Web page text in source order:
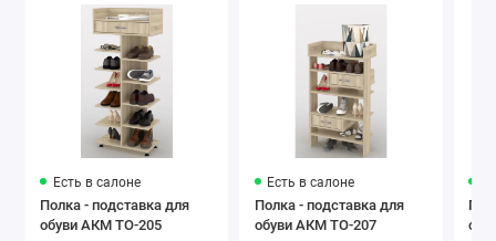
Есть в салоне
Полка - подставка для
обуви АКМ ТО-205
Есть в салоне
Полка - подставка для
обуви АКМ ТО-207